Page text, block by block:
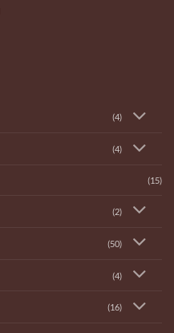
(4)
(4)
(15)
(2)
(50)
(4)
(16)